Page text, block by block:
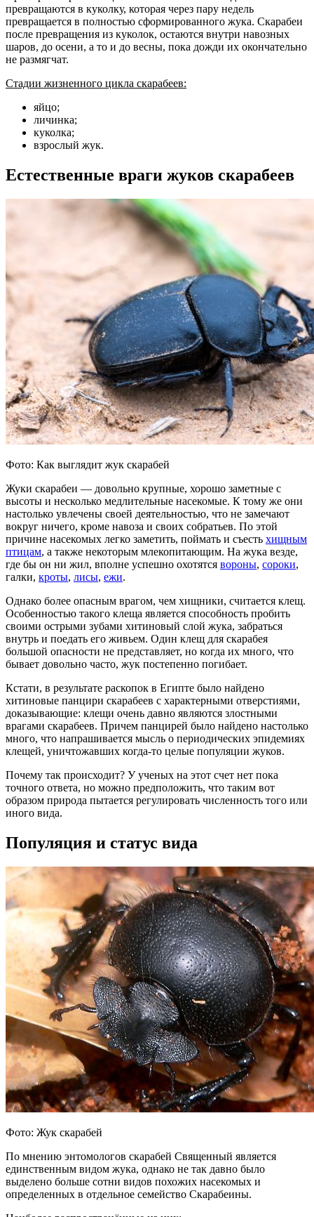
превращаются в куколку, которая через пару недель
превращается в полностью сформированного жука. Скарабеи
после превращения из куколок, остаются внутри навозных
шаров, до осени, а то и до весны, пока дожди их окончательно
не размягчат.
Стадии жизненного цикла скарабеев:
яйцо;
личинка;
куколка;
взрослый жук.
Естественные враги жуков скарабеев
Фото: Как выглядит жук скарабей
Жуки скарабеи — довольно крупные, хорошо заметные с
высоты и несколько медлительные насекомые. К тому же они
настолько увлечены своей деятельностью, что не замечают
вокруг ничего, кроме навоза и своих собратьев. По этой
причине насекомых легко заметить, поймать и съесть хищным
птицам, а также некоторым млекопитающим. На жука везде,
где бы он ни жил, вполне успешно охотятся вороны, сороки,
галки, кроты, лисы, ежи.
Однако более опасным врагом, чем хищники, считается клещ.
Особенностью такого клеща является способность пробить
своими острыми зубами хитиновый слой жука, забраться
внутрь и поедать его живьем. Один клещ для скарабея
большой опасности не представляет, но когда их много, что
бывает довольно часто, жук постепенно погибает.
Кстати, в результате раскопок в Египте было найдено
хитиновые панцири скарабеев с характерными отверстиями,
доказывающие: клещи очень давно являются злостными
врагами скарабеев. Причем панцирей было найдено настолько
много, что напрашивается мысль о периодических эпидемиях
клещей, уничтожавших когда-то целые популяции жуков.
Почему так происходит? У ученых на этот счет нет пока
точного ответа, но можно предположить, что таким вот
образом природа пытается регулировать численность того или
иного вида.
Популяция и статус вида
Фото: Жук скарабей
По мнению энтомологов скарабей Cвященный является
единственным видом жука, однако не так давно было
выделено больше сотни видов похожих насекомых и
определенных в отдельное семейство Скарабеины.